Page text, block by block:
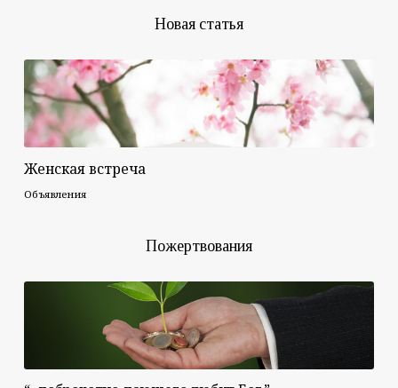
Новая статья
Женская встреча
Объявления
Пожертвования